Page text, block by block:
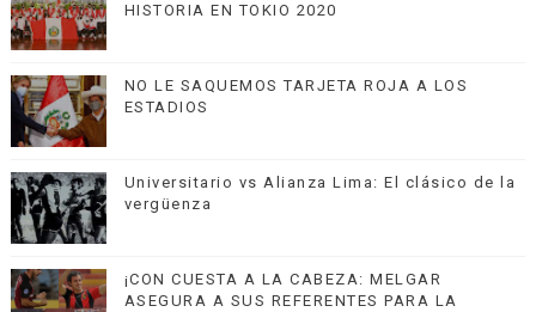
HISTORIA EN TOKIO 2020
NO LE SAQUEMOS TARJETA ROJA A LOS
ESTADIOS
Universitario vs Alianza Lima: El clásico de la
vergüenza
¡CON CUESTA A LA CABEZA: MELGAR
ASEGURA A SUS REFERENTES PARA LA